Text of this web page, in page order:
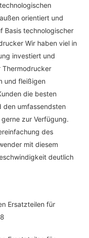
orientiert und
Basis technologischer
Wir haben viel in
investiert und
Thermodrucker
und fleißigen
die besten
den umfassendsten
zur Verfügung.
des
mit diesem
deutlich